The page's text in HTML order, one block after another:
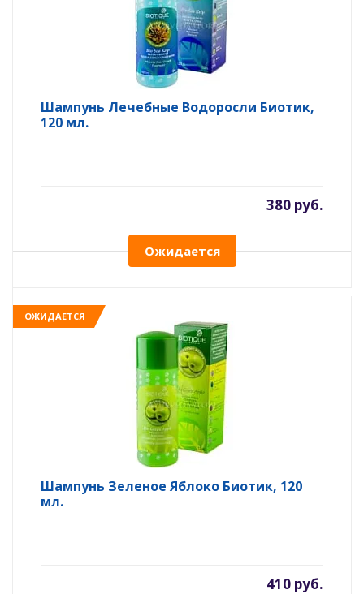
Шампунь Лечебные Водоросли Биотик,
120 мл.
380 руб.
Ожидается
ОЖИДАЕТСЯ
Шампунь Зеленое Яблоко Биотик, 120
мл.
410 руб.